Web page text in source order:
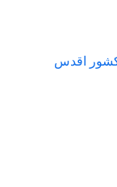
کشور اقدس